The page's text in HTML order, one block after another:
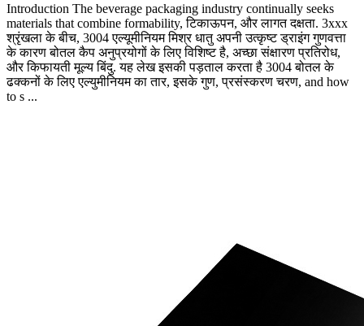
Introduction The beverage packaging industry continually seeks
materials that combine formability, टिकाऊपन, और लागत दक्षता. 3xxx
श्रृंखला के बीच, 3004 एल्यूमीनियम मिश्र धातु अपनी उत्कृष्ट ड्राइंग गुणवत्ता
के कारण बोतल कैप अनुप्रयोगों के लिए विशिष्ट है, अच्छा संक्षारण प्रतिरोध,
और किफायती मूल्य बिंदु. यह लेख इसकी पड़ताल करता है 3004 बोतल के
ढक्कनों के लिए एल्युमीनियम का तार, इसके गुण, प्रसंस्करण चरण, and how
to s ...